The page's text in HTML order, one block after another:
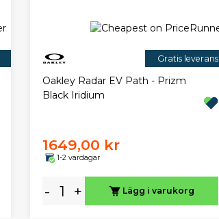
Gratis leverans
Oakley Radar EV Path - Prizm
Black Iridium
1649,00 kr
1-2 vardagar
- + Lägg i varukorg